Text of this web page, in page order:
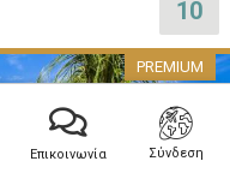
Επικοινωνία Σύνδεση
10
PREMIUM